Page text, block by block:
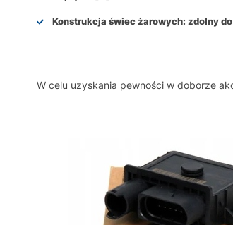
Konstrukcja świec żarowych: zdolny
W celu uzyskania pewności w doborze